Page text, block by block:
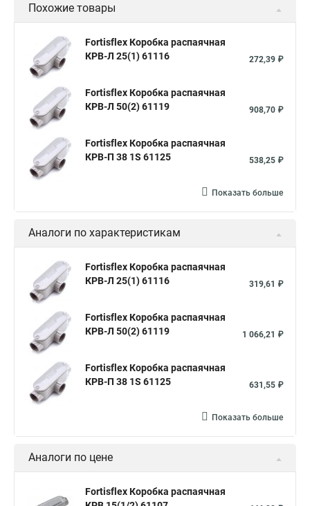
Похожие товары
Fortisflex Коробка распаячная
КРВ-Л 25(1) 61116
272,39 ₽
Fortisflex Коробка распаячная
КРВ-Л 50(2) 61119
908,70 ₽
Fortisflex Коробка распаячная
КРВ-П 38 1Ѕ 61125
538,25 ₽
Показать больше
Аналоги по характеристикам
Fortisflex Коробка распаячная
КРВ-Л 25(1) 61116
319,61 ₽
Fortisflex Коробка распаячная
КРВ-Л 50(2) 61119
1 066,21 ₽
Fortisflex Коробка распаячная
КРВ-П 38 1Ѕ 61125
631,55 ₽
Показать больше
Аналоги по цене
Fortisflex Коробка распаячная